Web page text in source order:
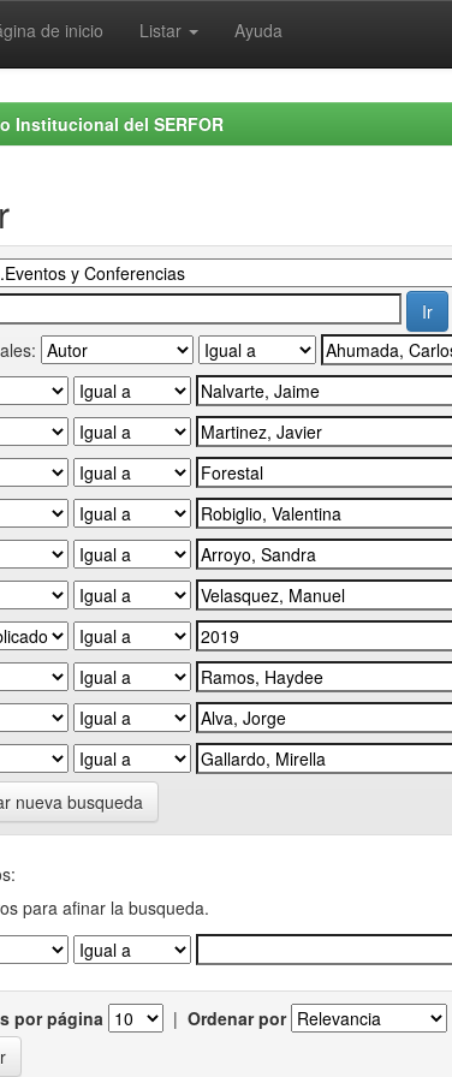
de inicio Listar Ayuda
Institucional del SERFOR
nueva busqueda
para afinar la busqueda.
por página | Ordenar por